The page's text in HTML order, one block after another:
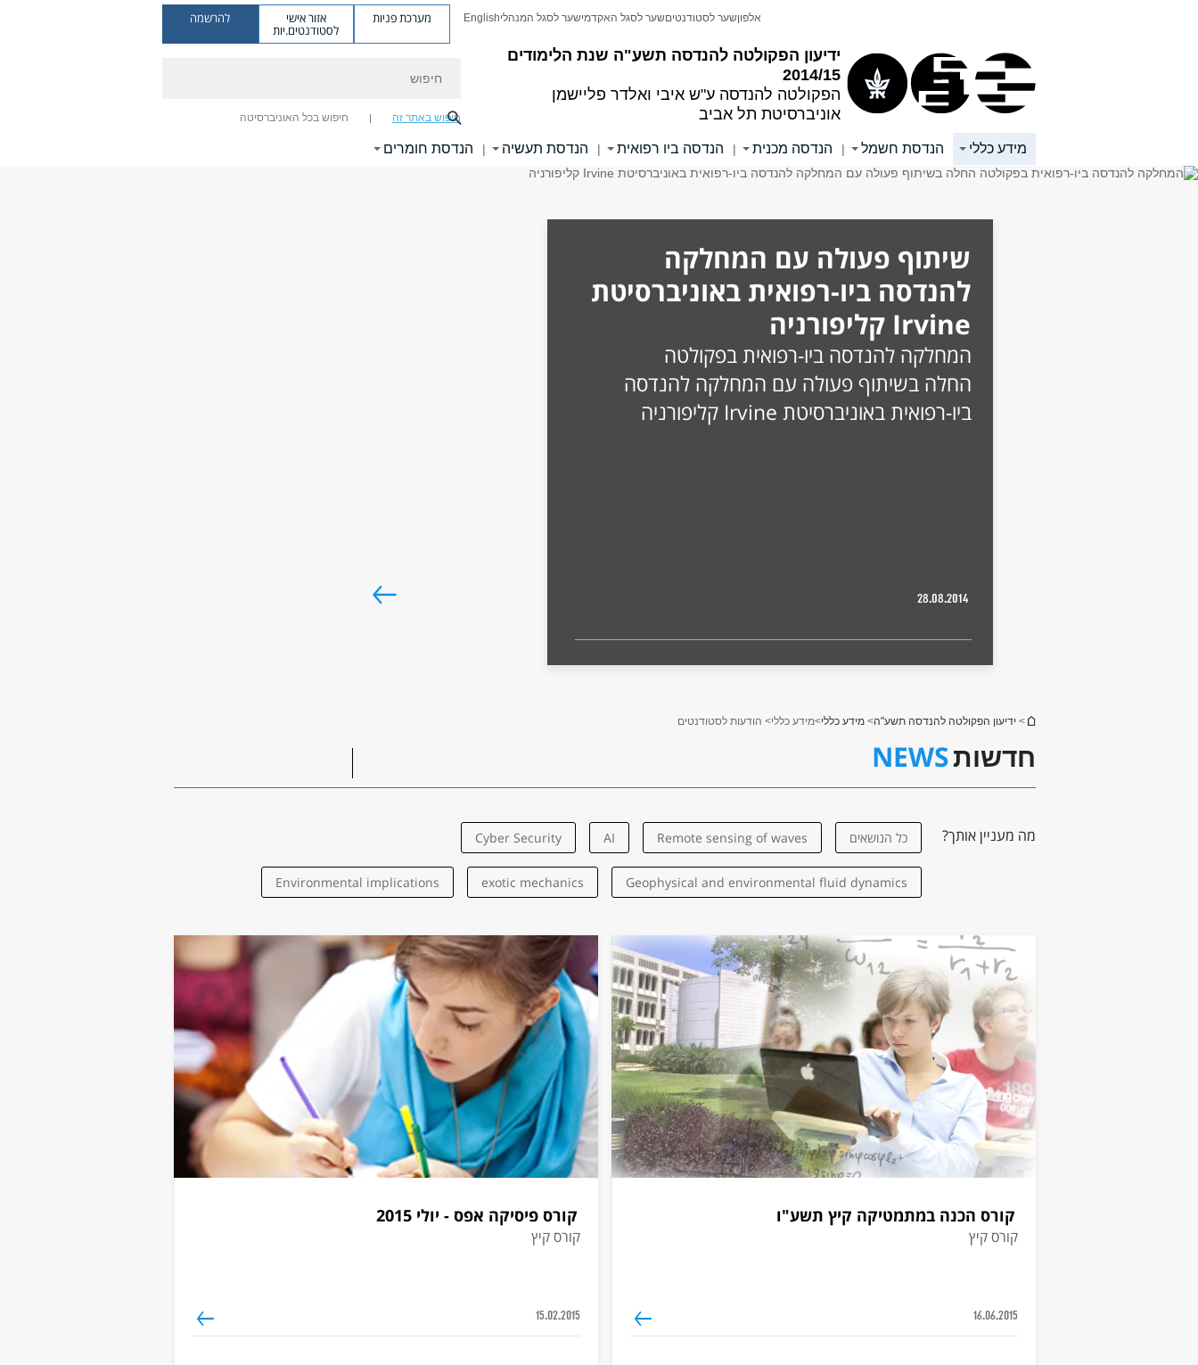
ידיעון הפקולטה להנדסה תשע"ה שנת הלימודים
2014/15
הפקולטה להנדסה ע"ש איבי ואלדר פליישמן
אוניברסיטת תל אביב
אלפוןשער לסטודנטיםשער לסגל האקדמישער לסגל המנהליEnglish מערכת פניות אזור אישי
לסטודנטים.יות
להרשמה
חיפוש באתר זה חיפוש בכל האוניברסיטה
מידע כללי הנדסת חשמל | הנדסה מכנית | הנדסה ביו רפואית | הנדסת תעשיה | הנדסת חומרים
שיתוף פעולה עם המחלקה
להנדסה ביו-רפואית באוניברסיטת
Irvine קליפורניה
המחלקה להנדסה ביו-רפואית בפקולטה
החלה בשיתוף פעולה עם המחלקה להנדסה
ביו-רפואית באוניברסיטת Irvine קליפורניה
28.08.2014
הינך נמצא כאן
> ידיעון הפקולטה להנדסה תשע"ה> מידע כללי>מידע כללי> הודעות לסטודנטים
חדשותNEWS
מה מעניין אותך? כל הנושאים Remote sensing of waves
AI
Cyber Security
Geophysical and environmental fluid dynamics
exotic mechanics
Environmental implications
Biomimicry
Biomimetics
Biomedical
Bioelectronics
Beetles
groundwater
Hemodynamics and Biomechanics
Radio Physics and Engineering
nanotechnologies
Optics
optical nanosensors
oil and natural gas
nanomaterials
Numerical models
numerical modelling
Nanoelectronics
Nonlinear optics
Molecular Electronics
Nanophotonics
Metamaterials
Mechanical Engineering
Interfacial Phenomena
materials for water
16.06.2015
קורס הכנה במתמטיקה קיץ תשע"ו
קורס קיץ
15.02.2015
קורס פיסיקה אפס - יולי 2015
קורס קיץ